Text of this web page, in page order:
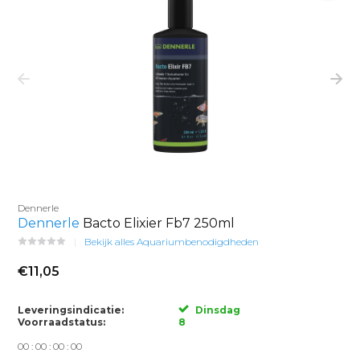
Dennerle
Dennerle Bacto Elixier Fb7 250ml
Bekijk alles Aquariumbenodigdheden
€11,05
Leveringsindicatie:
Dinsdag
Voorraadstatus:
8
00 :00 :00 :00